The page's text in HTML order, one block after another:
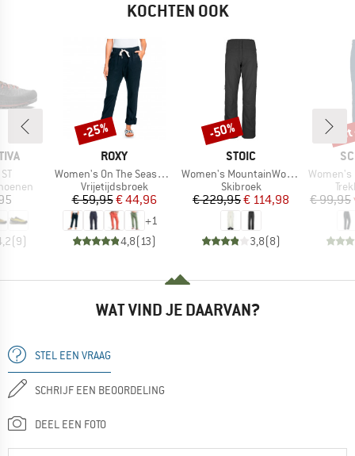
KOCHTEN OOK
(9)
MERK
ROXY
Artikel
Women's On The Seashore Linen Cargo Trousers
Productgroep
Vrijetijdsbroek
Prijs
€ 59,95Verlaagde prijs
€ 44,96
+1
4,8(13)
Korting
-25%
MERK
STOIC
Artikel
Women's MountainWool AsplidenSt. III Ski Pants
Productgroep
Skibroek
Prijs
€ 229,95Verlaagde prijs
€ 114,98
3,8(8)
Korting
-50%
Artikel
Women's
€ 99,95
WAT VIND JE DAARVAN?
STEL EEN VRAAG
SCHRIJF EEN BEOORDELING
DEEL EEN FOTO